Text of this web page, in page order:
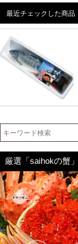
最近チェックした商品
厳選「saihokの蟹」